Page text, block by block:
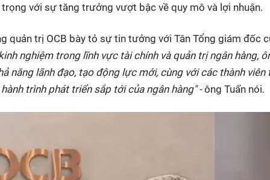
với sự tăng trưởng vượt bậc về quy mô và lợi nhuận.
quản trị OCB bày tỏ sự tin tưởng với Tân Tổng giám đốc
nghiệm trong lĩnh vực tài chính và quản trị ngân hàng,
năng lãnh đạo, tạo động lực mới, cùng với các thành viên
trình phát triển sắp tới của ngân hàng" -ông Tuấn nói.